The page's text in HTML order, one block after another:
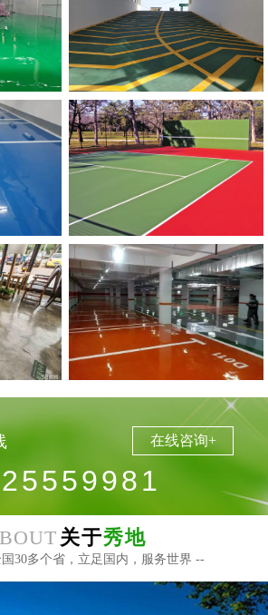
动
滑
河南硅PU球场地坪
郑
州
环
氧
自
流
平
地
坪施
工
在线咨询+
关于秀地
30多个省，立足国内，服务世界 --